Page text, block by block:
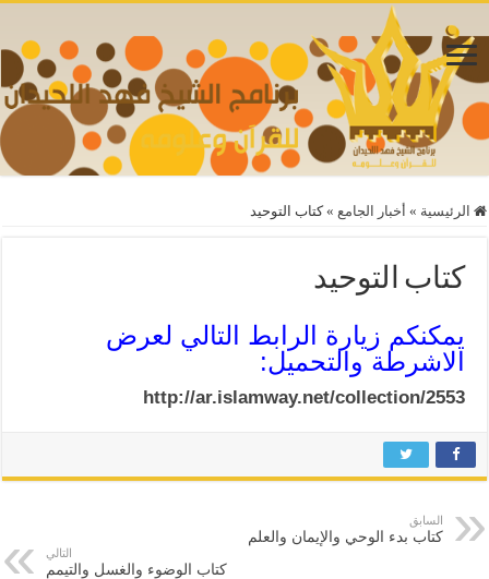
الرئيسية » أخبار الجامع » كتاب التوحيد
كتاب التوحيد
يمكنكم زيارة الرابط التالي لعرض
الاشرطة والتحميل:
http://ar.islamway.net/collection/2553
السابق
كتاب بدء الوحي والإيمان والعلم
التالي
كتاب الوضوء والغسل والتيمم